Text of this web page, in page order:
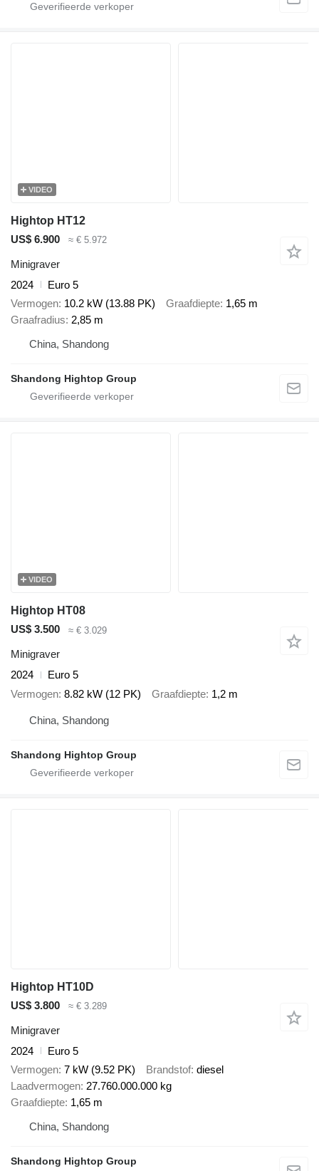
VIDEO
Hightop HT12
US$ 6.900
≈ € 5.972
Minigraver
2024
Euro 5
Vermogen 10.2 kW (13.88 PK) Graafdiepte 1,65 m
Graafradius 2,85 m
China, Shandong
Shandong Hightop Group
VIDEO
Hightop HT08
US$ 3.500
≈ € 3.029
Minigraver
2024
Euro 5
Vermogen 8.82 kW (12 PK) Graafdiepte 1,2 m
China, Shandong
Shandong Hightop Group
Hightop HT10D
US$ 3.800
≈ € 3.289
Minigraver
2024
Euro 5
Vermogen 7 kW (9.52 PK) Brandstof diesel
Laadvermogen 27.760.000.000 kg
Graafdiepte 1,65 m
China, Shandong
Shandong Hightop Group